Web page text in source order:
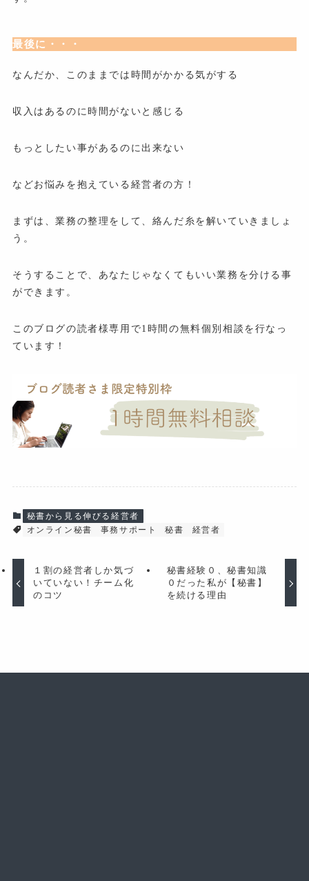
最後に・・・
なんだか、このままでは時間がかかる気がする
収入はあるのに時間がないと感じる
もっとしたい事があるのに出来ない
などお悩みを抱えている経営者の方！
まずは、業務の整理をして、絡んだ糸を解いていきましょ
う。
そうすることで、あなたじゃなくてもいい業務を分ける事
ができます。
このブログの読者様専用で1時間の無料個別相談を行なっ
ています！
秘書から見る伸びる経営者
オンライン秘書
事務サポート 秘書 経営者
１割の経営者しか気づ
いていない！チーム化
のコツ
秘書経験０、秘書知識
０だった私が【秘書】
を続ける理由